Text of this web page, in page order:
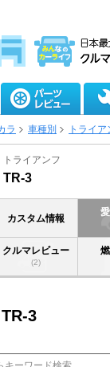
ラ 車種別 トライア
トライアンフ
TR-3
カスタム情報
クルマレビュー
(2)
3